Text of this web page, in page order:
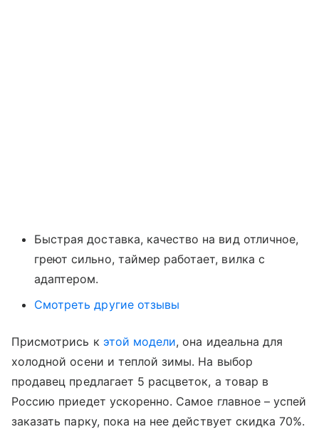
Быстрая доставка, качество на вид отличное,
греют сильно, таймер работает, вилка с
адаптером.
Смотреть другие отзывы
Присмотрись к этой модели, она идеальна для
холодной осени и теплой зимы. На выбор
продавец предлагает 5 расцветок, а товар в
Россию приедет ускоренно. Самое главное – успей
заказать парку, пока на нее действует скидка 70%.